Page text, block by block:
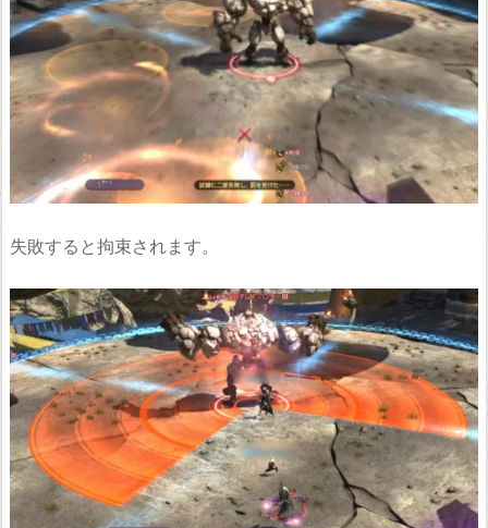
失敗すると拘束されます。